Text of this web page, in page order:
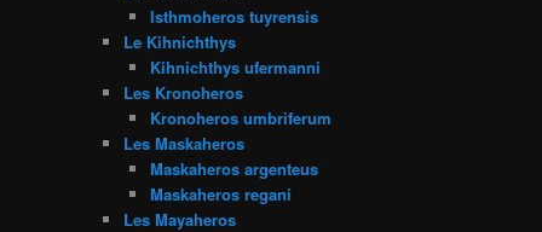
Isthmoheros tuyrensis
Le Kihnichthys
Kihnichthys ufermanni
Les Kronoheros
Kronoheros umbriferum
Les Maskaheros
Maskaheros argenteus
Maskaheros regani
Les Mayaheros